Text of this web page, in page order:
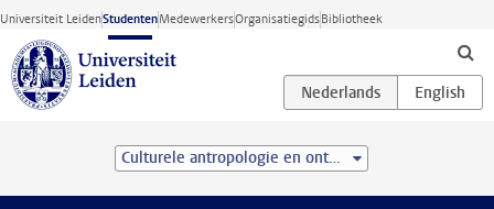
Ga direct naar de inhoud
Universiteit LeidenStudentenMedewerkersOrganisatiegidsBibliotheek
Culturele antropologie en ontwikkelingssociologie (BSc)